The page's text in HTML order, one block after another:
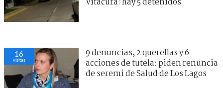
16
visitas
9 denuncias, 2 querellas y 6
acciones de tutela: piden renuncia
de seremi de Salud de Los Lagos